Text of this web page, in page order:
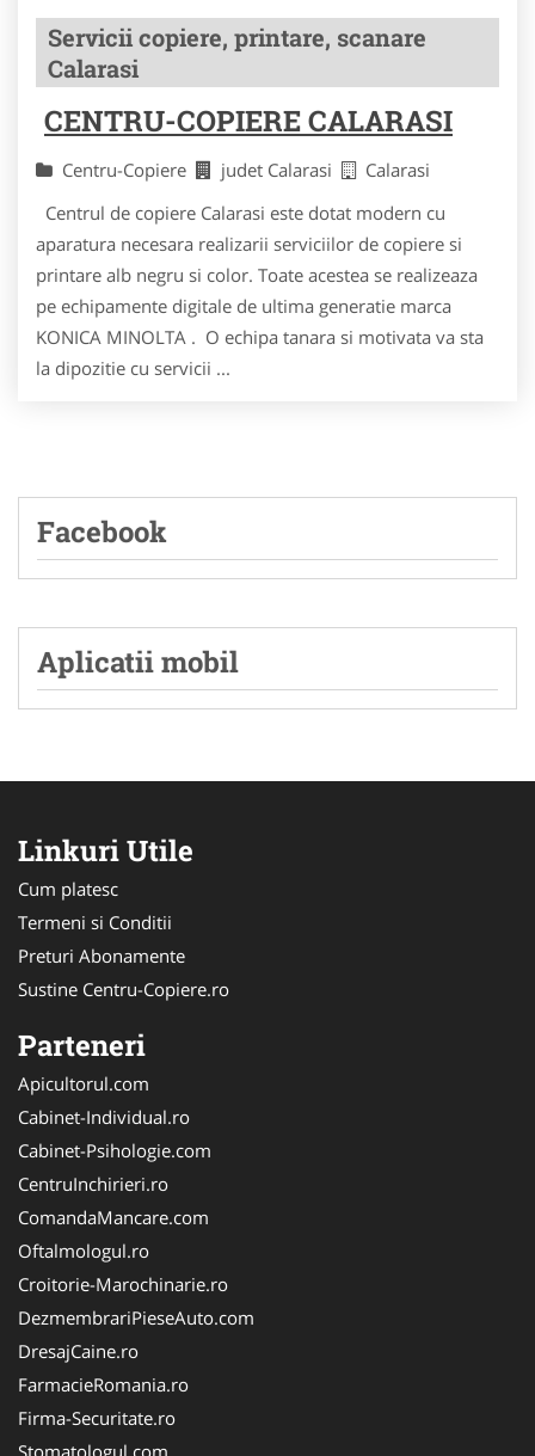
Servicii copiere, printare, scanare
Calarasi
CENTRU-COPIERE CALARASI
Centru-Copiere judet Calarasi
Calarasi
Centrul de copiere Calarasi este dotat modern cu
aparatura necesara realizarii serviciilor de copiere si
printare alb negru si color. Toate acestea se realizeaza
pe echipamente digitale de ultima generatie marca
KONICA MINOLTA . O echipa tanara si motivata va sta
la dipozitie cu servicii ...
Facebook
Aplicatii mobil
Linkuri Utile
Cum platesc
Termeni si Conditii
Preturi Abonamente
Sustine Centru-Copiere.ro
Parteneri
Apicultorul.com
Cabinet-Individual.ro
Cabinet-Psihologie.com
CentruInchirieri.ro
ComandaMancare.com
Oftalmologul.ro
Croitorie-Marochinarie.ro
DezmembrariPieseAuto.com
DresajCaine.ro
FarmacieRomania.ro
Firma-Securitate.ro